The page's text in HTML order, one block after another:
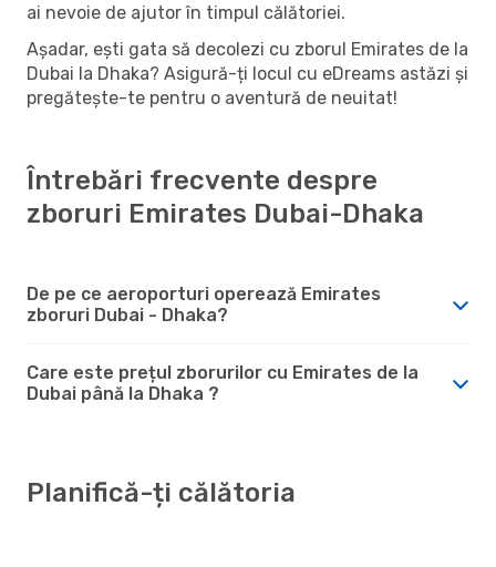
ai nevoie de ajutor în timpul călătoriei.
Așadar, ești gata să decolezi cu zborul Emirates de la
Dubai la Dhaka? Asigură-ți locul cu eDreams astăzi și
pregătește-te pentru o aventură de neuitat!
Întrebări frecvente despre
zboruri Emirates Dubai-Dhaka
De pe ce aeroporturi operează Emirates
zboruri Dubai - Dhaka?
Care este prețul zborurilor cu Emirates de la
Dubai până la Dhaka ?
Planifică-ți călătoria